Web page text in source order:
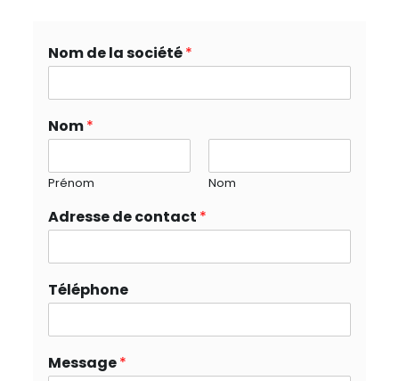
Nom de la société*
Nom*
Prénom Nom
Adresse de contact *
Téléphone
Message*